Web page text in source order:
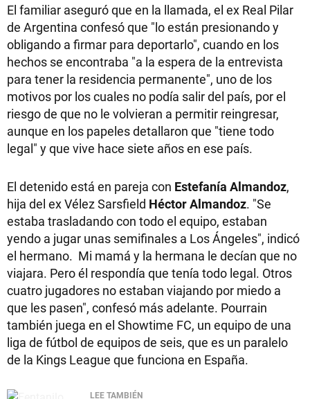
El familiar aseguró que en la llamada, el ex Real Pilar
de Argentina confesó que "lo están presionando y
obligando a firmar para deportarlo", cuando en los
hechos se encontraba "a la espera de la entrevista
para tener la residencia permanente", uno de los
motivos por los cuales no podía salir del país, por el
riesgo de que no le volvieran a permitir reingresar,
aunque en los papeles detallaron que "tiene todo
legal" y que vive hace siete años en ese país.
El detenido está en pareja con Estefanía Almandoz,
hija del ex Vélez Sarsfield Héctor Almandoz. "Se
estaba trasladando con todo el equipo, estaban
yendo a jugar unas semifinales a Los Ángeles", indicó
el hermano. Mi mamá y la hermana le decían que no
viajara. Pero él respondía que tenía todo legal. Otros
cuatro jugadores no estaban viajando por miedo a
que les pasen", confesó más adelante. Pourrain
también juega en el Showtime FC, un equipo de una
liga de fútbol de equipos de seis, que es un paralelo
de la Kings League que funciona en España.
LEE TAMBIÉN